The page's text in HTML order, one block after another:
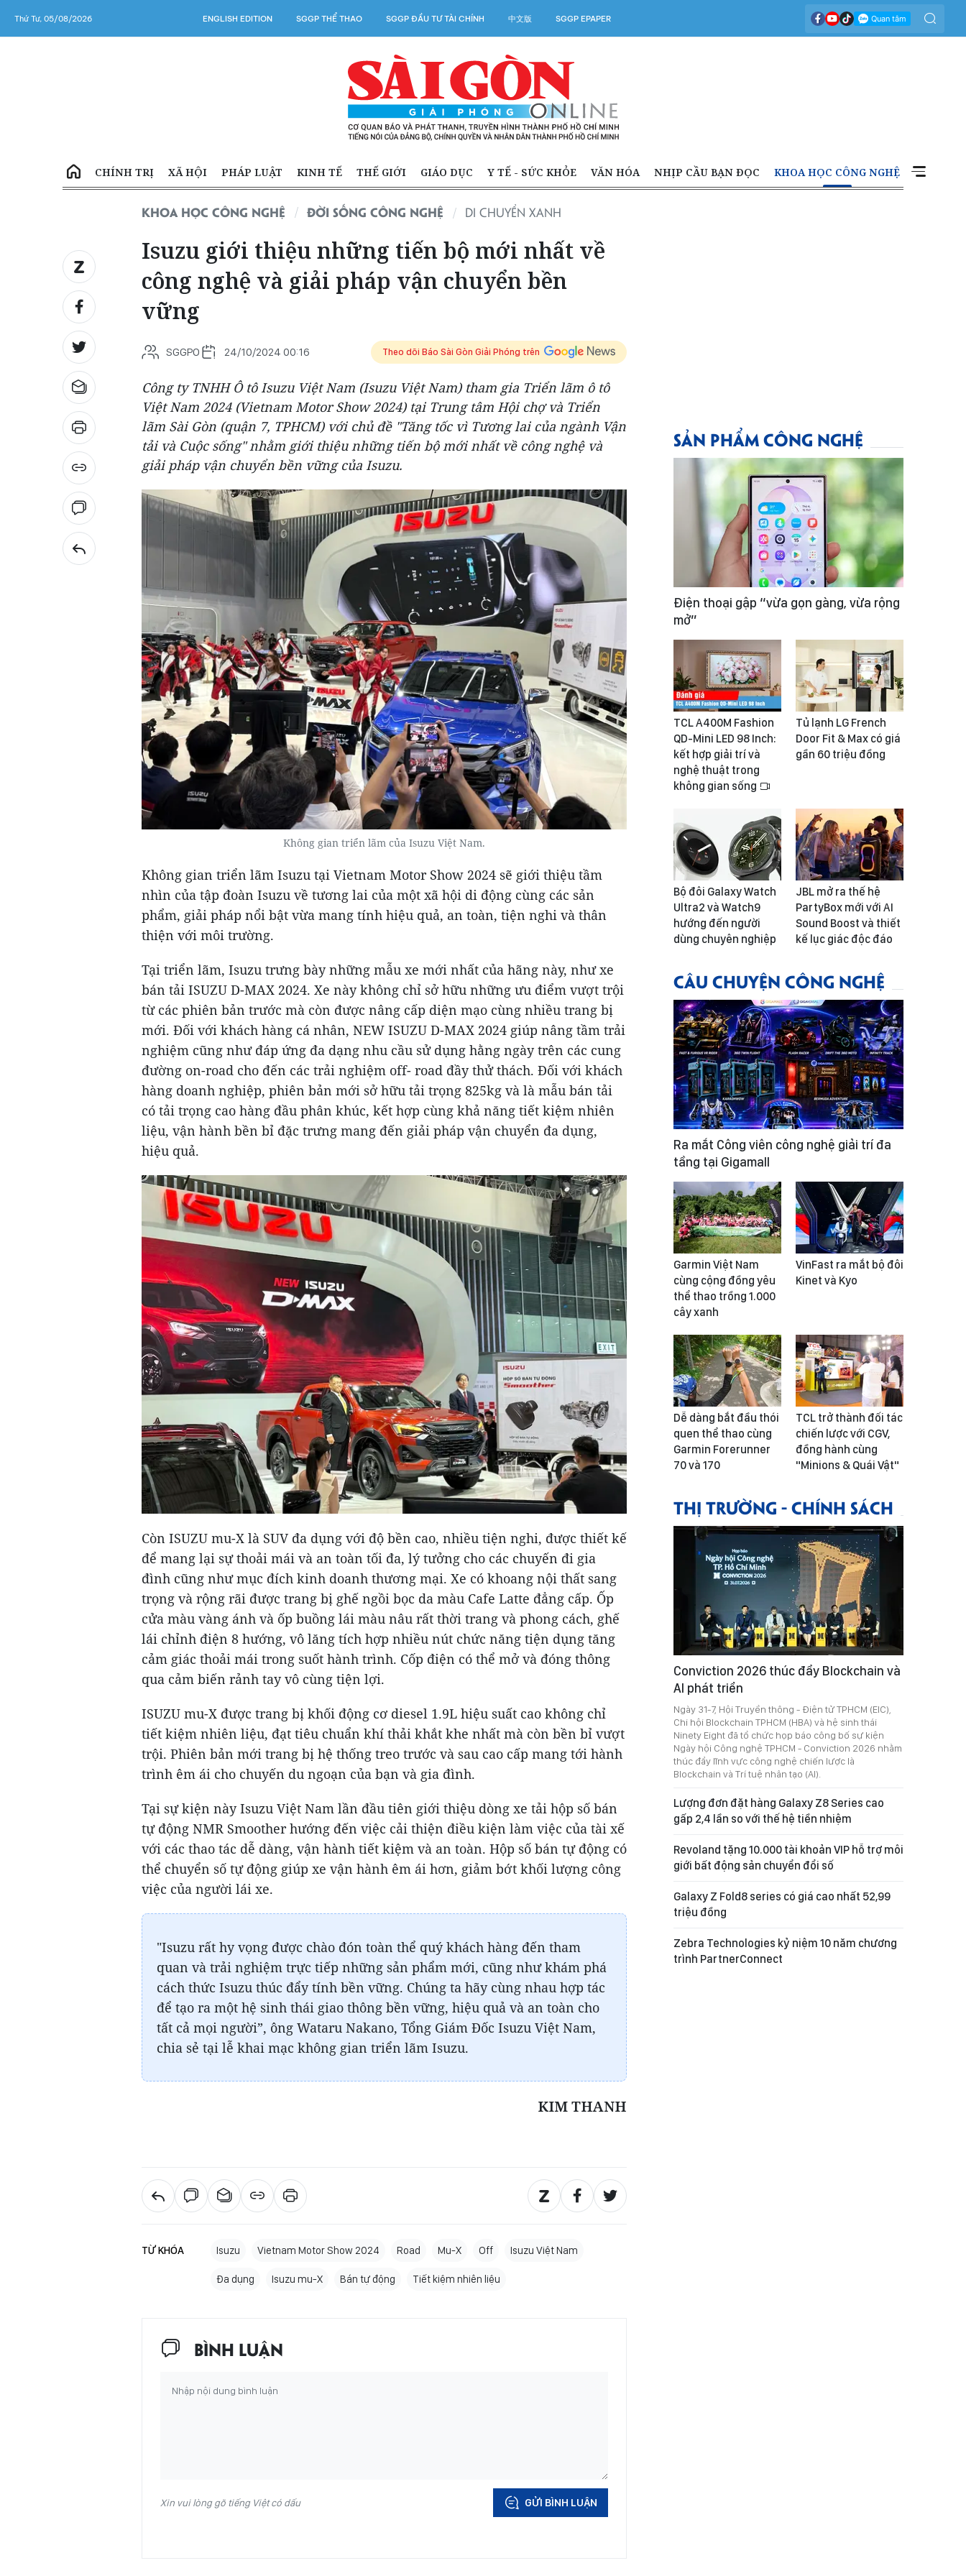
Thứ Tư, 05/08/2026 ENGLISH EDITION SGGP THỂ THAO SGGP ĐẦU TƯ TÀI CHÍNH 中文版 SGGP EPAPER
CHÍNH TRỊ XÃ HỘI PHÁP LUẬT KINH TẾ THẾ GIỚI GIÁO DỤC Y TẾ - SỨC KHỎE VĂN HÓA NHỊP CẦU BẠN ĐỌC KHOA HỌC CÔNG NGHỆ
KHOA HỌC CÔNG NGHỆ ĐỜI SỐNG CÔNG NGHỆ DI CHUYỂN XANH
Isuzu giới thiệu những tiến bộ mới nhất về
công nghệ và giải pháp vận chuyển bền
vững
SGGPO 24/10/2024 00:16 Theo dõi Báo Sài Gòn Giải Phóng trên
Công ty TNHH Ô tô Isuzu Việt Nam (Isuzu Việt Nam) tham gia Triển lãm ô tô
Việt Nam 2024 (Vietnam Motor Show 2024) tại Trung tâm Hội chợ và Triển
lãm Sài Gòn (quận 7, TPHCM) với chủ đề "Tăng tốc vì Tương lai của ngành Vận
tải và Cuộc sống" nhằm giới thiệu những tiến bộ mới nhất về công nghệ và
giải pháp vận chuyển bền vững của Isuzu.
Không gian triển lãm của Isuzu Việt Nam.
Không gian triển lãm Isuzu tại Vietnam Motor Show 2024 sẽ giới thiệu tầm
nhìn của tập đoàn Isuzu về tương lai của một xã hội di động cùng các sản
phẩm, giải pháp nổi bật vừa mang tính hiệu quả, an toàn, tiện nghi và thân
thiện với môi trường.
Tại triển lãm, Isuzu trưng bày những mẫu xe mới nhất của hãng này, như xe
bán tải ISUZU D-MAX 2024. Xe này không chỉ sở hữu những ưu điểm vượt trội
từ các phiên bản trước mà còn được nâng cấp diện mạo cùng nhiều trang bị
mới. Đối với khách hàng cá nhân, NEW ISUZU D-MAX 2024 giúp nâng tầm trải
nghiệm cũng như đáp ứng đa dạng nhu cầu sử dụng hằng ngày trên các cung
đường on-road cho đến các trải nghiệm off- road đầy thử thách. Đối với khách
hàng doanh nghiệp, phiên bản mới sở hữu tải trọng 825kg và là mẫu bán tải
có tải trọng cao hàng đầu phân khúc, kết hợp cùng khả năng tiết kiệm nhiên
liệu, vận hành bền bỉ đặc trưng mang đến giải pháp vận chuyển đa dụng,
hiệu quả.
Còn ISUZU mu-X là SUV đa dụng với độ bền cao, nhiều tiện nghi, được thiết kế
để mang lại sự thoải mái và an toàn tối đa, lý tưởng cho các chuyến đi gia
đình cũng như mục đích kinh doanh thương mại. Xe có khoang nội thất sang
trọng và rộng rãi được trang bị ghế ngồi bọc da màu Cafe Latte đẳng cấp. Ốp
cửa màu vàng ánh và ốp buồng lái màu nâu rất thời trang và phong cách, ghế
lái chỉnh điện 8 hướng, vô lăng tích hợp nhiều nút chức năng tiện dụng tăng
cảm giác thoải mái trong suốt hành trình. Cốp điện có thể mở và đóng thông
qua cảm biến rảnh tay vô cùng tiện lợi.
ISUZU mu-X được trang bị khối động cơ diesel 1.9L hiệu suất cao không chỉ
tiết kiệm nhiên liệu, đạt tiêu chuẩn khí thải khắt khe nhất mà còn bền bỉ vượt
trội. Phiên bản mới trang bị hệ thống treo trước và sau cao cấp mang tới hành
trình êm ái cho chuyến du ngoạn của bạn và gia đình.
Tại sự kiện này Isuzu Việt Nam lần đầu tiên giới thiệu dòng xe tải hộp số bán
tự động NMR Smoother hướng đến việc cải thiện điều kiện làm việc của tài xế
với các thao tác dễ dàng, vận hành tiết kiệm và an toàn. Hộp số bán tự động có
thể chuyển số tự động giúp xe vận hành êm ái hơn, giảm bớt khối lượng công
việc của người lái xe.
"Isuzu rất hy vọng được chào đón toàn thể quý khách hàng đến tham
quan và trải nghiệm trực tiếp những sản phẩm mới, cũng như khám phá
cách thức Isuzu thúc đẩy tính bền vững. Chúng ta hãy cùng nhau hợp tác
để tạo ra một hệ sinh thái giao thông bền vững, hiệu quả và an toàn cho
tất cả mọi người”, ông Wataru Nakano, Tổng Giám Đốc Isuzu Việt Nam,
chia sẻ tại lễ khai mạc không gian triển lãm Isuzu.
KIM THANH
TỪ KHÓA Isuzu Vietnam Motor Show 2024 Road Mu-X Off Isuzu Việt Nam
Đa dụng Isuzu mu-X Bán tự động Tiết kiệm nhiên liệu
BÌNH LUẬN
Xin vui lòng gõ tiếng Việt có dấu GỬI BÌNH LUẬN
SẢN PHẨM CÔNG NGHỆ
Điện thoại gập “vừa gọn gàng, vừa rộng
mở”
TCL A400M Fashion
QD-Mini LED 98 Inch:
kết hợp giải trí và
nghệ thuật trong
không gian sống
Tủ lạnh LG French
Door Fit & Max có giá
gần 60 triệu đồng
Bộ đôi Galaxy Watch
Ultra2 và Watch9
hướng đến người
dùng chuyên nghiệp
JBL mở ra thế hệ
PartyBox mới với AI
Sound Boost và thiết
kế lục giác độc đáo
CÂU CHUYỆN CÔNG NGHỆ
Ra mắt Công viên công nghệ giải trí đa
tầng tại Gigamall
Garmin Việt Nam
cùng cộng đồng yêu
thể thao trồng 1.000
cây xanh
VinFast ra mắt bộ đôi
Kinet và Kyo
Dễ dàng bắt đầu thói
quen thể thao cùng
Garmin Forerunner
70 và 170
TCL trở thành đối tác
chiến lược với CGV,
đồng hành cùng
"Minions & Quái Vật"
THỊ TRƯỜNG - CHÍNH SÁCH
Conviction 2026 thúc đẩy Blockchain và
AI phát triển
Ngày 31-7, Hội Truyền thông - Điện tử TPHCM (EIC),
Chi hội Blockchain TPHCM (HBA) và hệ sinh thái
Ninety Eight đã tổ chức họp báo công bố sự kiện
Ngày hội Công nghệ TPHCM - Conviction 2026 nhằm
thúc đẩy lĩnh vực công nghệ chiến lược là
Blockchain và Trí tuệ nhân tạo (AI).
Lượng đơn đặt hàng Galaxy Z8 Series cao
gấp 2,4 lần so với thế hệ tiền nhiệm
Revoland tặng 10.000 tài khoản VIP hỗ trợ môi
giới bất động sản chuyển đổi số
Galaxy Z Fold8 series có giá cao nhất 52,99
triệu đồng
Zebra Technologies kỷ niệm 10 năm chương
trình PartnerConnect